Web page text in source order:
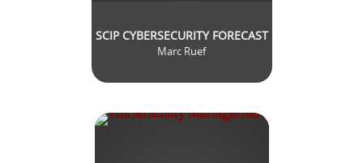
SCIP CYBERSECURITY FORECAST
Marc Ruef